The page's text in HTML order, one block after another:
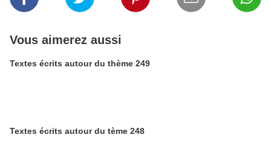
Vous aimerez aussi
Textes écrits autour du thème 249
Textes écrits autour du tème 248